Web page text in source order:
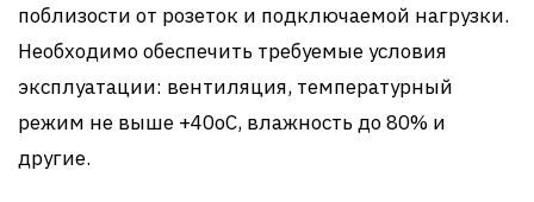
поблизости от розеток и подключаемой нагрузки.
Необходимо обеспечить требуемые условия
эксплуатации: вентиляция, температурный
режим не выше +40оС, влажность до 80% и
другие.